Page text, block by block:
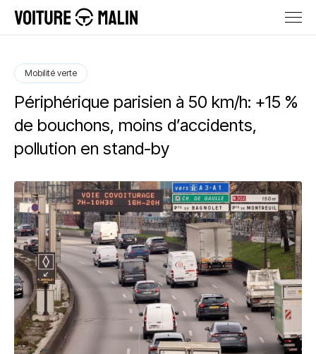
Mobilité verte
Périphérique parisien à 50 km/h: +15 %
de bouchons, moins d’accidents,
pollution en stand-by